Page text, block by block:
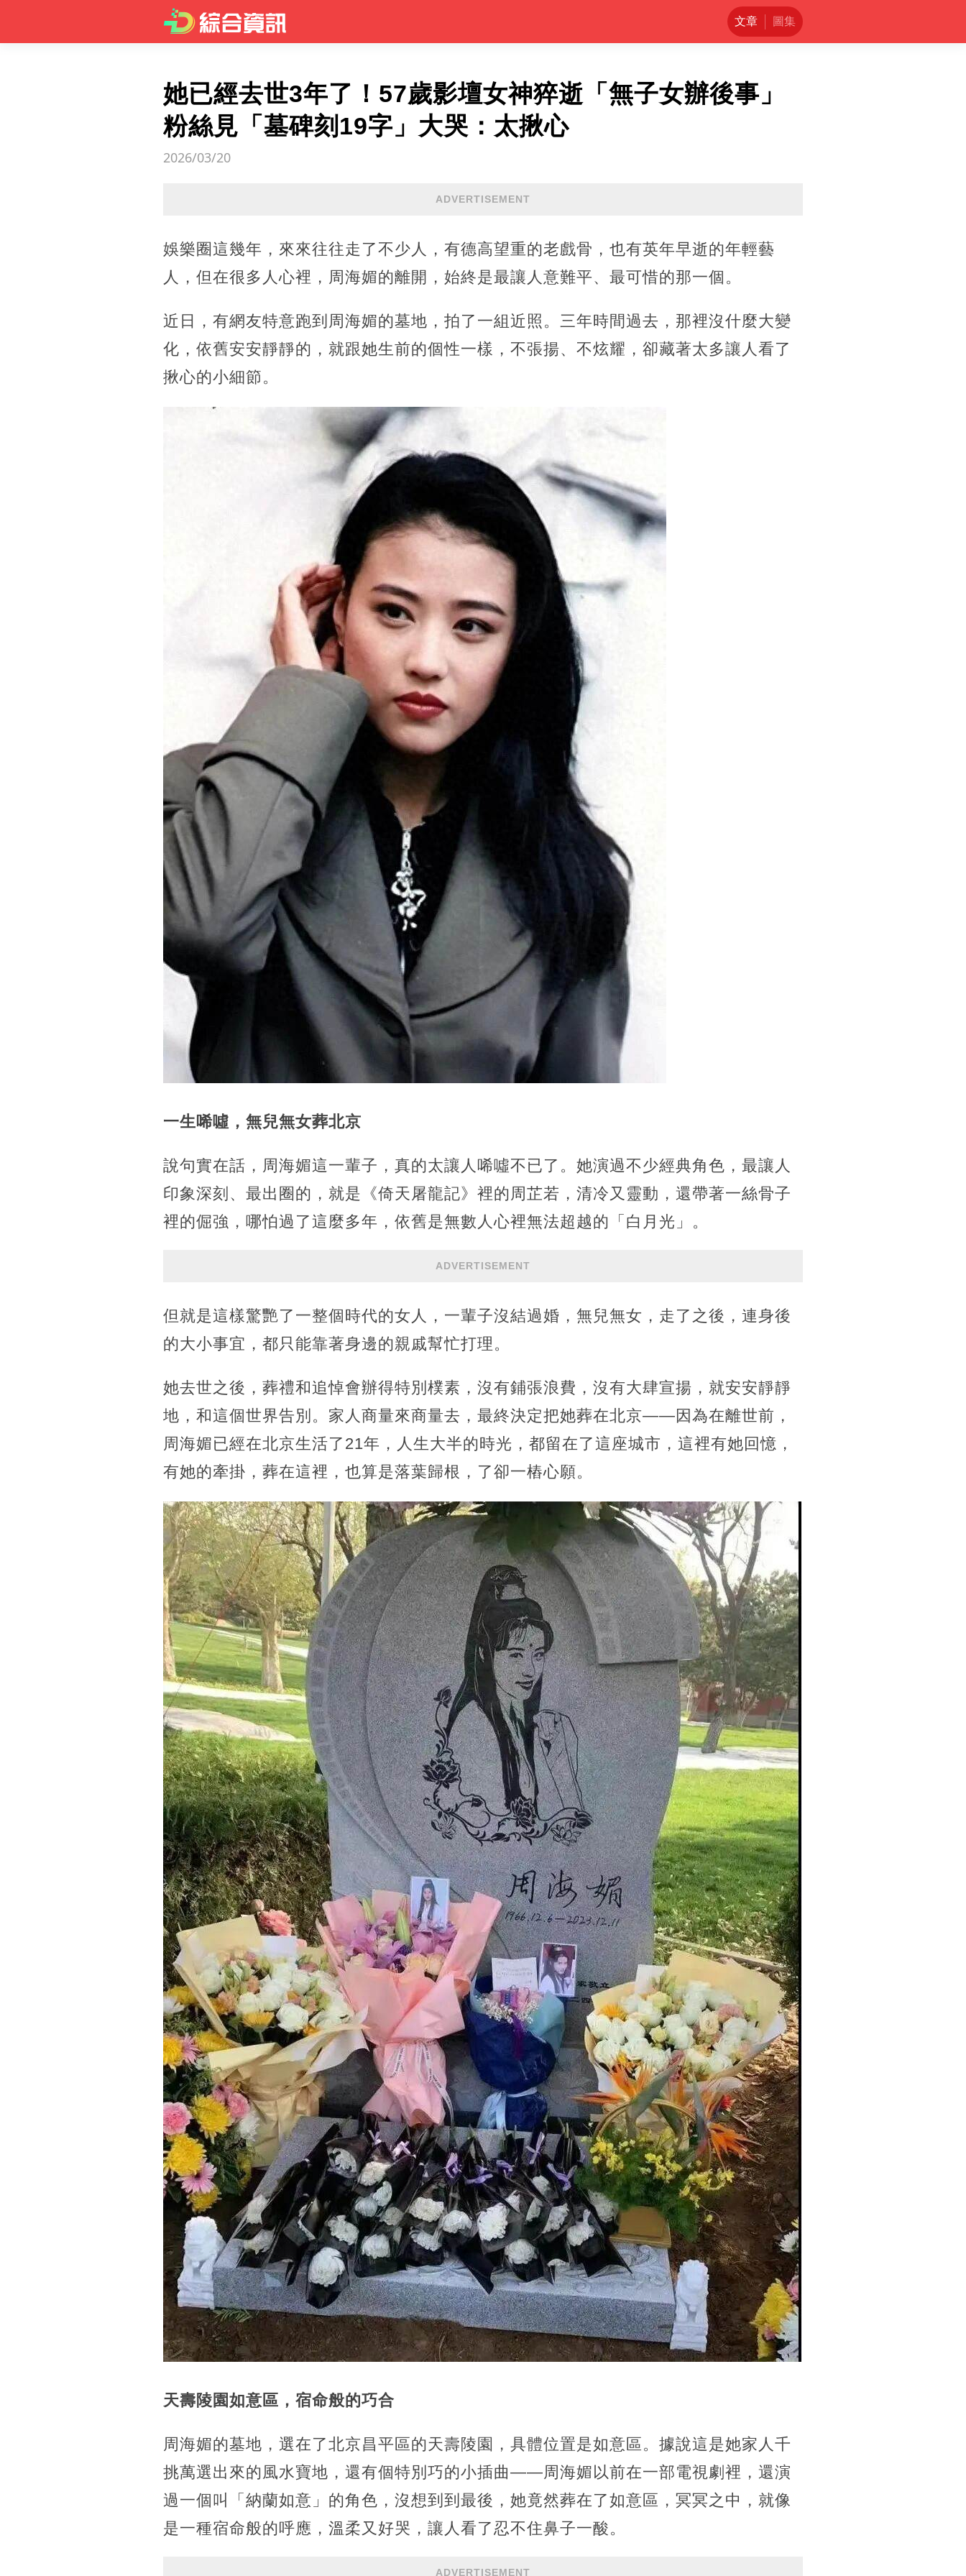
文章 圖集
她已經去世3年了！57歲影壇女神猝逝「無子女辦後事」
粉絲見「墓碑刻19字」大哭：太揪心
2026/03/20
ADVERTISEMENT
娛樂圈這幾年，來來往往走了不少人，有德高望重的老戲骨，也有英年早逝的年輕藝
人，但在很多人心裡，周海媚的離開，始終是最讓人意難平、最可惜的那一個。
近日，有網友特意跑到周海媚的墓地，拍了一組近照。三年時間過去，那裡沒什麼大變
化，依舊安安靜靜的，就跟她生前的個性一樣，不張揚、不炫耀，卻藏著太多讓人看了
揪心的小細節。
一生唏噓，無兒無女葬北京
說句實在話，周海媚這一輩子，真的太讓人唏噓不已了。她演過不少經典角色，最讓人
印象深刻、最出圈的，就是《倚天屠龍記》裡的周芷若，清冷又靈動，還帶著一絲骨子
裡的倔強，哪怕過了這麼多年，依舊是無數人心裡無法超越的「白月光」。
ADVERTISEMENT
但就是這樣驚艷了一整個時代的女人，一輩子沒結過婚，無兒無女，走了之後，連身後
的大小事宜，都只能靠著身邊的親戚幫忙打理。
她去世之後，葬禮和追悼會辦得特別樸素，沒有鋪張浪費，沒有大肆宣揚，就安安靜靜
地，和這個世界告別。家人商量來商量去，最終決定把她葬在北京——因為在離世前，
周海媚已經在北京生活了21年，人生大半的時光，都留在了這座城市，這裡有她回憶，
有她的牽掛，葬在這裡，也算是落葉歸根，了卻一樁心願。
天壽陵園如意區，宿命般的巧合
周海媚的墓地，選在了北京昌平區的天壽陵園，具體位置是如意區。據說這是她家人千
挑萬選出來的風水寶地，還有個特別巧的小插曲——周海媚以前在一部電視劇裡，還演
過一個叫「納蘭如意」的角色，沒想到到最後，她竟然葬在了如意區，冥冥之中，就像
是一種宿命般的呼應，溫柔又好哭，讓人看了忍不住鼻子一酸。
ADVERTISEMENT